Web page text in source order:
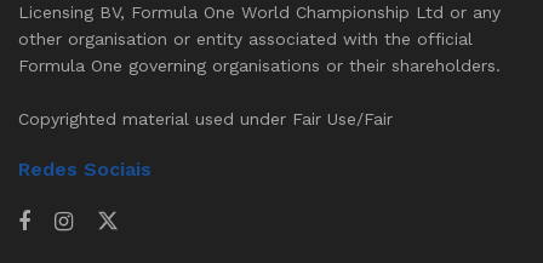
Licensing BV, Formula One World Championship Ltd or any
other organisation or entity associated with the official
Formula One governing organisations or their shareholders.
Copyrighted material used under Fair Use/Fair
Redes Sociais